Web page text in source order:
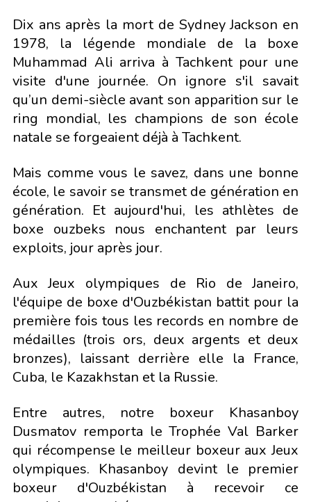
Dix ans après la mort de Sydney Jackson en
1978, la légende mondiale de la boxe
Muhammad Ali arriva à Tachkent pour une
visite d'une journée. On ignore s'il savait
qu’un demi-siècle avant son apparition sur le
ring mondial, les champions de son école
natale se forgeaient déjà à Tachkent.
Mais comme vous le savez, dans une bonne
école, le savoir se transmet de génération en
génération. Et aujourd'hui, les athlètes de
boxe ouzbeks nous enchantent par leurs
exploits, jour après jour.
Aux Jeux olympiques de Rio de Janeiro,
l'équipe de boxe d'Ouzbékistan battit pour la
première fois tous les records en nombre de
médailles (trois ors, deux argents et deux
bronzes), laissant derrière elle la France,
Cuba, le Kazakhstan et la Russie.
Entre autres, notre boxeur Khasanboy
Dusmatov remporta le Trophée Val Barker
qui récompense le meilleur boxeur aux Jeux
olympiques. Khasanboy devint le premier
boxeur d'Ouzbékistan à recevoir ce